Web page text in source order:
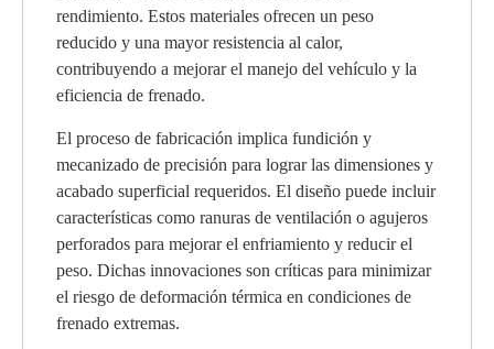
rendimiento. Estos materiales ofrecen un peso
reducido y una mayor resistencia al calor,
contribuyendo a mejorar el manejo del vehículo y la
eficiencia de frenado.
El proceso de fabricación implica fundición y
mecanizado de precisión para lograr las dimensiones y
acabado superficial requeridos. El diseño puede incluir
características como ranuras de ventilación o agujeros
perforados para mejorar el enfriamiento y reducir el
peso. Dichas innovaciones son críticas para minimizar
el riesgo de deformación térmica en condiciones de
frenado extremas.